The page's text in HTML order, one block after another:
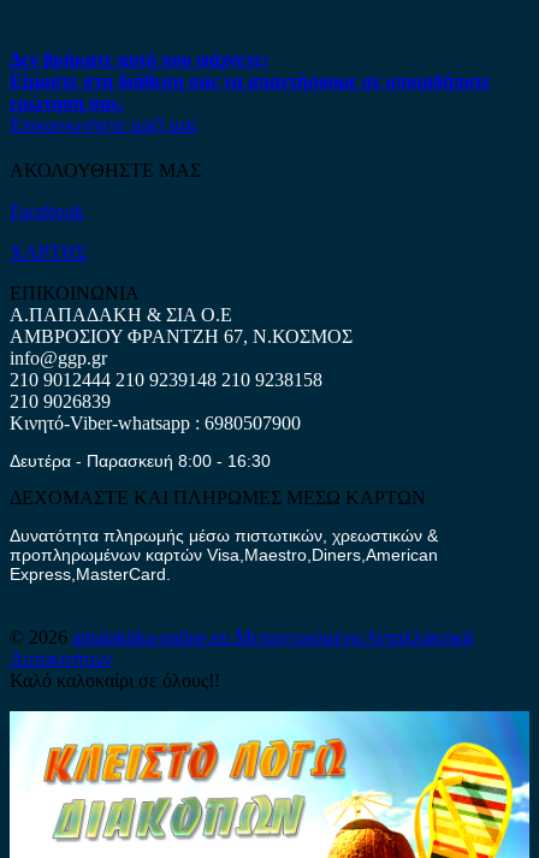
Δεν βρήκατε αυτό που ψάχνετε;
Είμαστε στη διάθεση σας να απαντήσουμε σε οποιαδήποτε
ερώτηση σας.
Επικοινωνήστε μαζί μας
ΑΚΟΛΟΥΘΗΣΤΕ ΜΑΣ
Facebook
ΧΑΡΤΗΣ
ΕΠΙΚΟΙΝΩΝΙΑ
Α.ΠΑΠΑΔΑΚΗ & ΣΙΑ Ο.Ε
ΑΜΒΡΟΣΙΟΥ ΦΡΑΝΤΖΗ 67, Ν.ΚΟΣΜΟΣ
info@ggp.gr
210 9012444 210 9239148 210 9238158
210 9026839
Κινητό-Viber-whatsapp : 6980507900
Δευτέρα - Παρασκευή 8:00 - 16:30
ΔΕΧΟΜΑΣΤΕ ΚΑΙ ΠΛΗΡΩΜΕΣ ΜΕΣΩ ΚΑΡΤΩΝ
Δυνατότητα πληρωμής μέσω πιστωτικών, χρεωστικών &
προπληρωμένων καρτών Visa,Maestro,Diners,American
Express,MasterCard.
© 2026 antalaktika-online.eu Μεταχειρισμένα Ανταλλακτικά
Αυτοκινήτων
Καλό καλοκαίρι σε όλους!!